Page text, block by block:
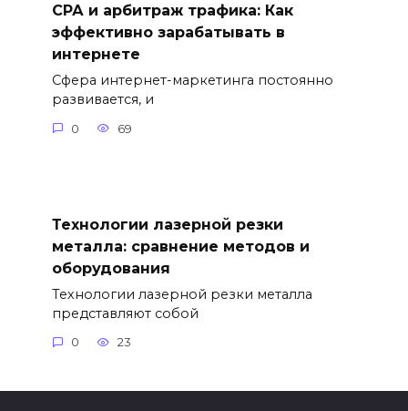
СРА и арбитраж трафика: Как
эффективно зарабатывать в
интернете
Сфера интернет-маркетинга постоянно
развивается, и
0 69
Технологии лазерной резки
металла: сравнение методов и
оборудования
Технологии лазерной резки металла
представляют собой
0 23